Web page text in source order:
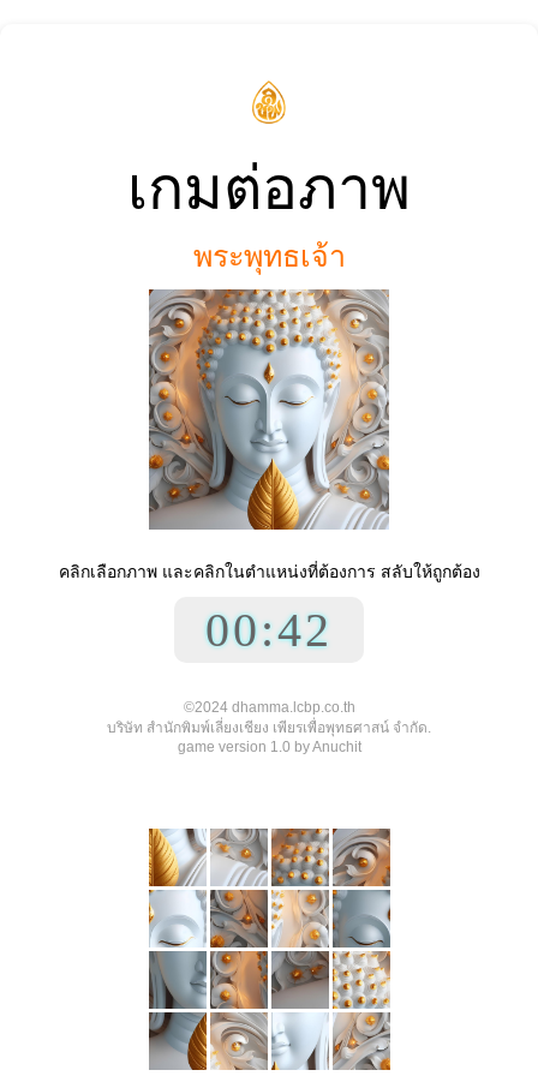
เกมต่อภาพ
พระพุทธเจ้า
คลิกเลือกภาพ และคลิกในตำแหน่งที่ต้องการ สลับให้ถูกต้อง
00:42
©2024 dhamma.lcbp.co.th
บริษัท สำนักพิมพ์เลี่ยงเชียง เพียรเพื่อพุทธศาสน์ จำกัด.
game version 1.0 by Anuchit